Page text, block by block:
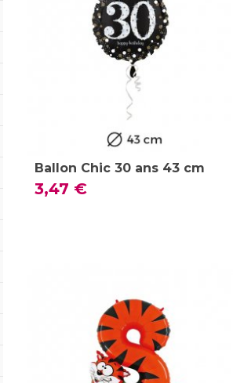
Ballon Chic 30 ans 43 cm
3,47 €